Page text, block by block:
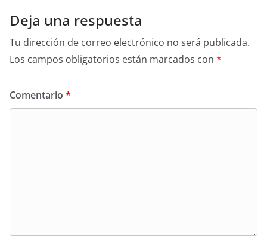
Deja una respuesta
Tu dirección de correo electrónico no será publicada.
Los campos obligatorios están marcados con *
Comentario *